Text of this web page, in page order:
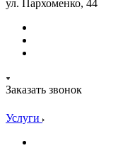
ул. Пархоменко, 44
Заказать звонок
Услуги